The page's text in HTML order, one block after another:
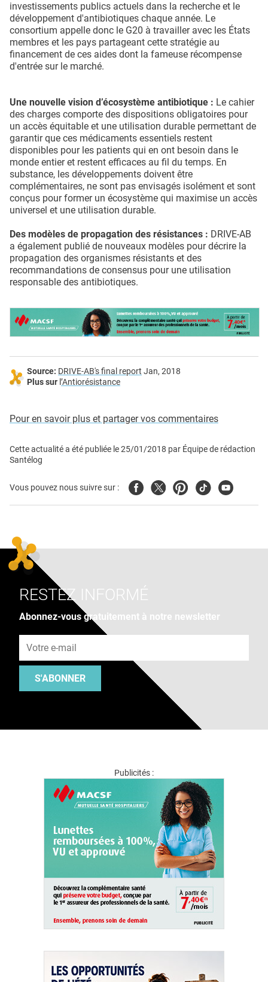
investissements publics actuels dans la recherche et le
développement d'antibiotiques chaque année. Le
consortium appelle donc le G20 à travailler avec les États
membres et les pays partageant cette stratégie au
financement de ces aides dont la fameuse récompense
d'entrée sur le marché.
Une nouvelle vision d’écosystème antibiotique : Le cahier
des charges comporte des dispositions obligatoires pour
un accès équitable et une utilisation durable permettant de
garantir que ces médicaments essentiels restent
disponibles pour les patients qui en ont besoin dans le
monde entier et restent efficaces au fil du temps. En
substance, les développements doivent être
complémentaires, ne sont pas envisagés isolément et sont
conçus pour former un écosystème qui maximise un accès
universel et une utilisation durable.
Des modèles de propagation des résistances : DRIVE-AB
a également publié de nouveaux modèles pour décrire la
propagation des organismes résistants et des
recommandations de consensus pour une utilisation
responsable des antibiotiques.
Source: DRIVE-AB's final report Jan, 2018
Plus sur ’Antiorésistance
Pour en savoir plus et partager vos commentaires
Cette actualité a été publiée le25/01/2018 par Équipe de rédaction
Santélog
Vous pouvez nous suivre sur : FacebookTwitterPinterest
TiktokYoutube
RESTEZ INFORMÉ
Abonnez-vous gratuitement à notre newsletter
S'ABONNER
Publicités :